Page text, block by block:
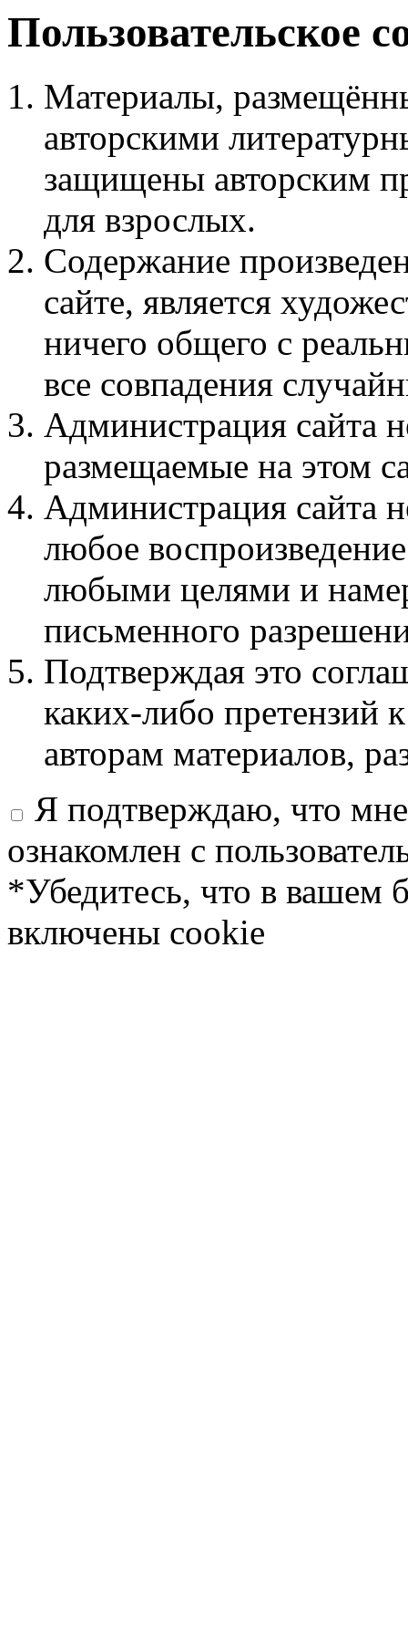
Пользовательское
Материалы,
авторскими
защищены авторским
для взрослых.
Содержание
сайте, является
ничего общего с
все совпадения
Администрация сайта
размещаемые на этом
Администрация сайта
любое
любыми целями и
письменного
Подтверждая это
каких-либо претензий
авторам материалов,
Я подтверждаю, что
ознакомлен с
*Убедитесь, что в вашем
включены cookie